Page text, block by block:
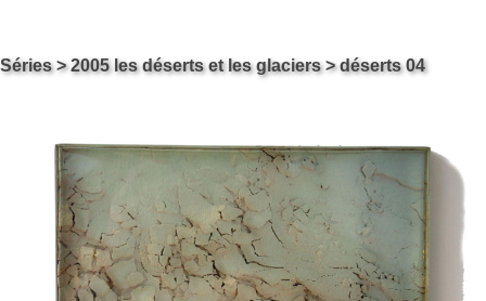
Skip
Carol ossipow
Le site de Carol Ossipow, Artiste Arts Visuels Genève Suisse
Séries>2005 les déserts et les glaciers> déserts 04